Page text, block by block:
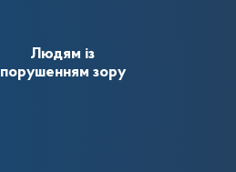
Людям із
порушенням зору